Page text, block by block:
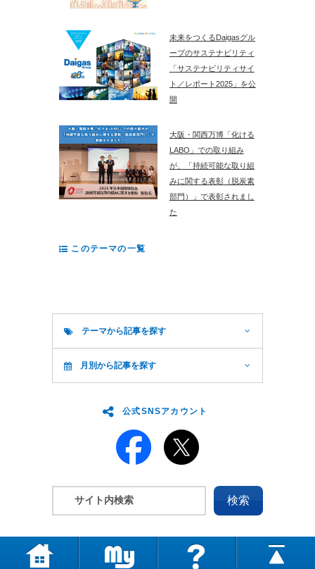
未来をつくるDaigasグル
ープのサステナビリティ
「サステナビリティサイ
ト／レポート2025」を公
開
大阪・関西万博「化ける
LABO」での取り組み
が、「持続可能な取り組
みに関する表彰（脱炭素
部門）」で表彰されまし
た
このテーマの一覧
テーマから記事を探す
月別から記事を探す
公式SNSアカウント